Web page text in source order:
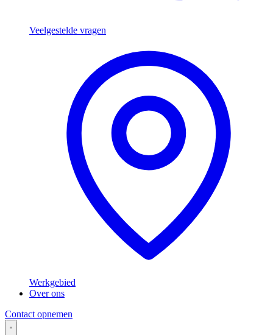
Veelgestelde vragen
Werkgebied
Over ons
Contact opnemen